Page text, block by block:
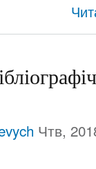
Чтв,